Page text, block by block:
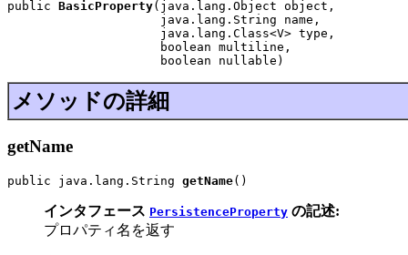
public BasicProperty(java.lang.Object object,
                     java.lang.String name,
                     java.lang.Class<V> type,
                     boolean multiline,
                     boolean nullable)
メソッドの詳細
getName
public java.lang.String getName()
インタフェース PersistenceProperty の記述:
プロパティ名を返す